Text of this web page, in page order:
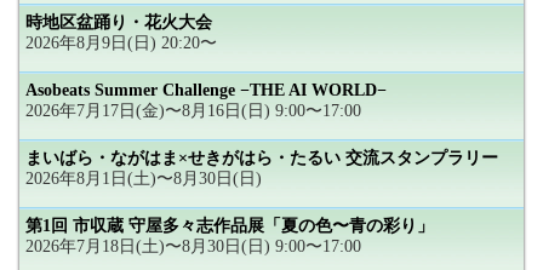
時地区盆踊り・花火大会
2026年8月9日(日) 20:20〜
Asobeats Summer Challenge −THE AI WORLD−
2026年7月17日(金)〜8月16日(日) 9:00〜17:00
まいばら・ながはま×せきがはら・たるい 交流スタンプラリー
2026年8月1日(土)〜8月30日(日)
第1回 市収蔵 守屋多々志作品展「夏の色〜青の彩り」
2026年7月18日(土)〜8月30日(日) 9:00〜17:00